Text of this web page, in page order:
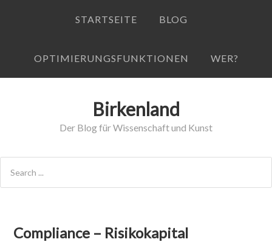
STARTSEITE BLOG
OPTIMIERUNGSFUNKTIONEN WER?
Birkenland
Der Blog für Wissenschaft und Kunst
Compliance – Risikokapital